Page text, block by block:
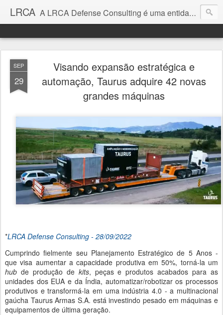
LRCA A LRCA Defense Consulting é uma entidade sem fins lucrativos que se dedica a produzir e divulgar notícias e análises sobre as Empresas de Defesa. Não somos jornalistas e nem este é um blog jornalístico.
SEP
29
Visando expansão estratégica e
automação, Taurus adquire 42 novas
grandes máquinas
*LRCA Defense Consulting - 28/09/2022
Cumprindo fielmente seu Planejamento Estratégico de 5 Anos -
que visa aumentar a capacidade produtiva em 50%, torná-la um
hub de produção de kits, peças e produtos acabados para as
unidades dos EUA e da Índia, automatizar/robotizar os processos
produtivos e transformá-la em uma indústria 4.0 - a multinacional
gaúcha Taurus Armas S.A. está investindo pesado em máquinas e
equipamentos de última geração.